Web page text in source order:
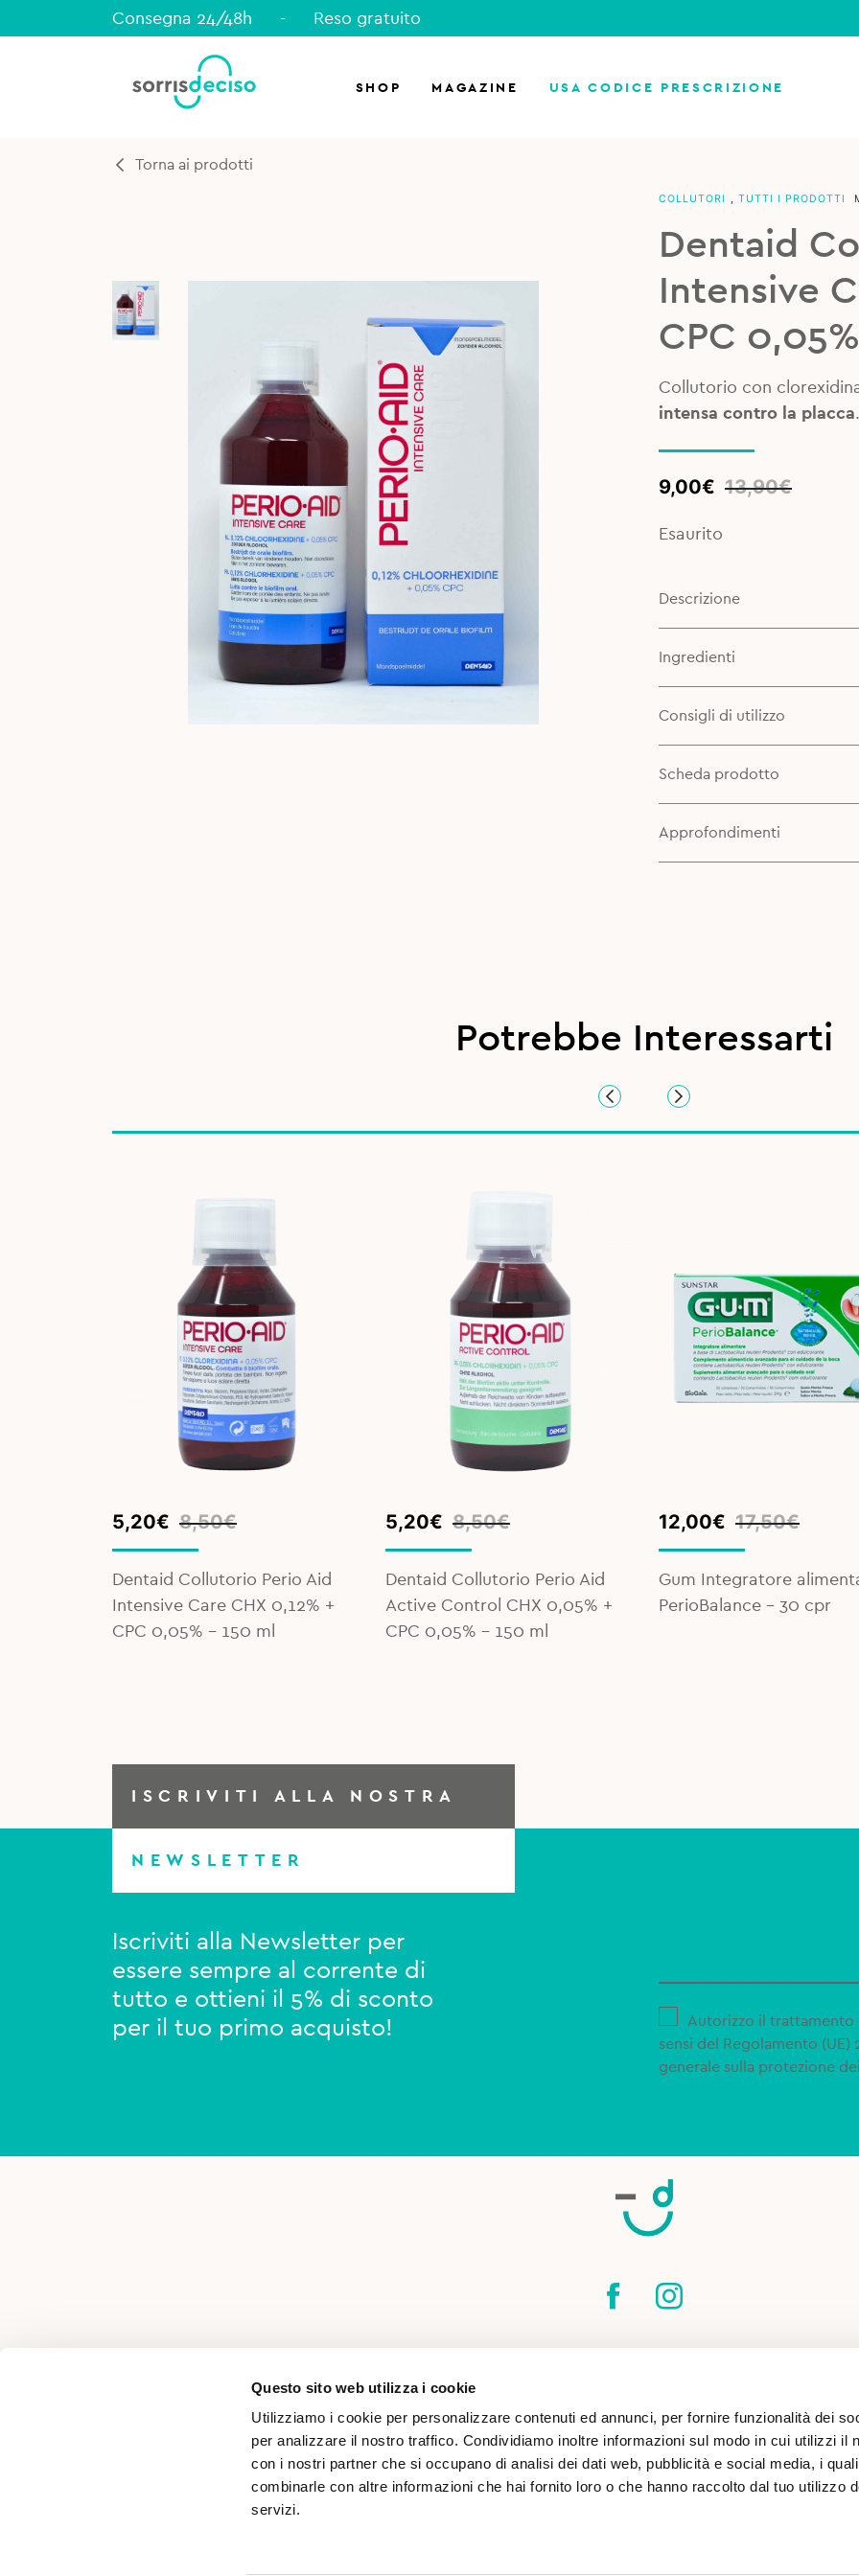
Questo sito web utilizza i cookie
Utilizziamo i cookie per personalizzare contenuti ed annunci, per fornire funzionalità dei
per analizzare il nostro traffico. Condividiamo inoltre informazioni sul modo in cui utilizzi il
con i nostri partner che si occupano di analisi dei dati web, pubblicità e social media, i
combinarle con altre informazioni che hai fornito loro o che hanno raccolto dal tuo utilizzo
servizi.
Consegna 24/48h - Reso gratuito
SHOP MAGAZINE USA CODICE PRESCRIZIONE
Torna ai prodotti
COLLUTORI , TUTTI I PRODOTTI
Dentaid
Intensive
CPC
Collutorio con
intensa contro la placca.
13,90€
Original
was:
9,00€
Current
is:
Esaurito
Descrizione
Ingredienti
Consigli di utilizzo
Scheda prodotto
Approfondimenti
Potrebbe Interessarti
8,50€
Original
price
8,50€.
5,20€
Current
price
5,20€.
Dentaid Collutorio Perio Aid
Intensive Care CHX 0,12% +
CPC 0,05% - 150 ml
8,50€
Original
price
8,50€.
5,20€
Current
price
5,20€.
Dentaid Collutorio Perio Aid
Active Control CHX 0,05% +
CPC 0,05% - 150 ml
17,50€
Original
price
17,50€.
12,00€
Current
price
12,00€.
Gum Integratore
PerioBalance – 30 cpr
ISCRIVITI ALLA NOSTRA
NEWSLETTER
Iscriviti alla Newsletter per
essere sempre al corrente di
tutto e ottieni il 5% di sconto
per il tuo primo acquisto!
Autorizzo il trattamento
sensi del Regolamento
generale sulla protezione